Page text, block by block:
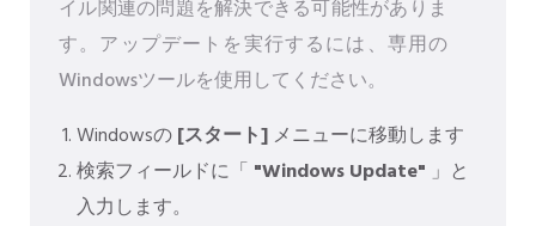
イル関連の問題を解決できる可能性がありま
す。アップデートを実行するには、専用の
Windowsツールを使用してください。
Windowsの[スタート] メニューに移動します
検索フィールドに「 "Windows Update" 」と
入力します。